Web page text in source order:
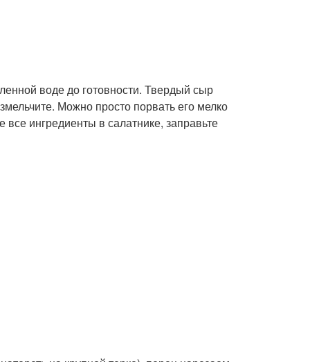
воде до готовности. Твердый сыр
Можно просто порвать его мелко
ингредиенты в салатнике, заправьте